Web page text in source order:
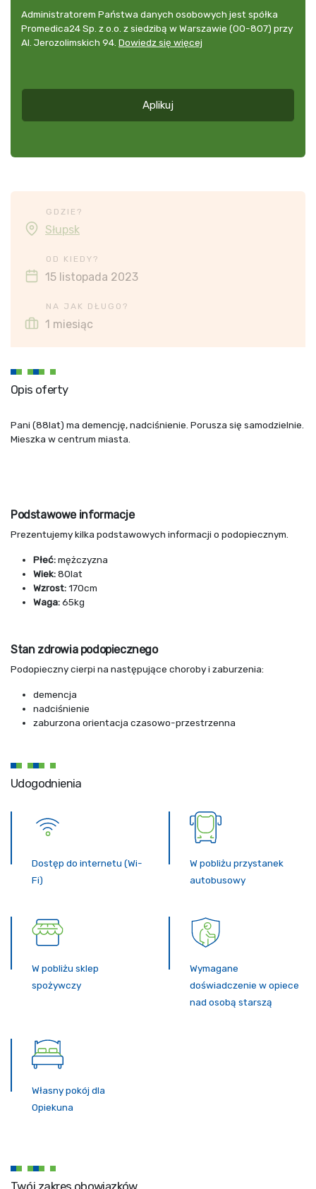
dowolnym
momencie
udzielonej
przedstawianie
Administrator
danych
osobowych
Administratorem Państwa danych osobowych jest spółka
Promedica24 Sp. z o.o. z siedzibą w Warszawie (00-807) przy
Al. Jerozolimskich 94. Dowiedz się więcej
Aplikuj
GDZIE?
Słupsk
OD KIEDY?
15 listopada 2023
NA JAK DŁUGO?
1 miesiąc
Opis oferty
Pani (88lat) ma demencję, nadciśnienie. Porusza się samodzielnie.
Mieszka w centrum miasta.
Podstawowe informacje
Prezentujemy kilka podstawowych informacji o podopiecznym.
Płeć:mężczyzna
Wiek:80lat
Wzrost:170cm
Waga:65kg
Stan zdrowia podopiecznego
Podopieczny cierpi na następujące choroby i zaburzenia:
demencja
nadciśnienie
zaburzona orientacja czasowo-przestrzenna
Udogodnienia
Dostęp do internetu (Wi-
Fi)
W pobliżu przystanek
autobusowy
W pobliżu sklep
spożywczy
Wymagane
doświadczenie w opiece
nad osobą starszą
Własny pokój dla
Opiekuna
Twój zakres obowiązków